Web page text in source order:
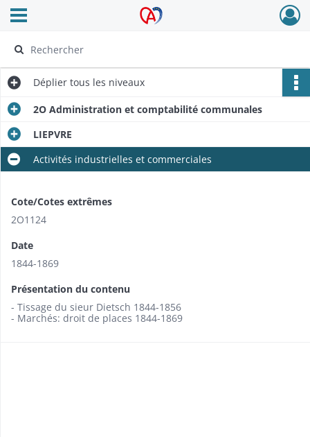
Archives Alsace - Colmar
Ouvrir le menu déroulant
Déplier tous les niveaux
2O Administration et comptabilité communales
LIEPVRE
Activités industrielles et commerciales
Cote/Cotes extrêmes
2O1124
Date
1844-1869
Présentation du contenu
- Tissage du sieur Dietsch 1844-1856
- Marchés: droit de places 1844-1869